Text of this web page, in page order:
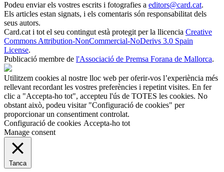
Podeu enviar els vostres escrits i fotografies a editors@card.cat.
Els articles estan signats, i els comentaris són responsabilitat dels
seus autors.
Card.cati tot el seu contingut està protegit per la llicencia Creative
Commons Attribution-NonCommercial-NoDerivs 3.0 Spain
License.
Publicació membre de l'Associació de Premsa Forana de Mallorca.
Utilitzem cookies al nostre lloc web per oferir-vos l’experiència més
rellevant recordant les vostres preferències i repetint visites. En fer
clic a "Accepta-ho tot", accepteu l'ús de TOTES les cookies. No
obstant això, podeu visitar "Configuració de cookies" per
proporcionar un consentiment controlat.
Configuració de cookies Accepta-ho tot
Manage consent
Tanca